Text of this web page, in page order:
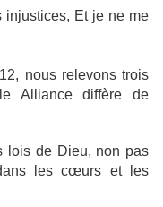
injustices, Et je ne me
nous relevons trois
Alliance diffère de
lois de Dieu, non pas
les cœurs et les